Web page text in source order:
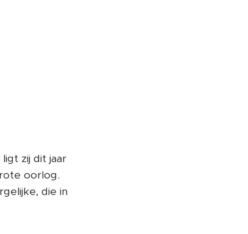
zij dit jaar
oorlog.
die in